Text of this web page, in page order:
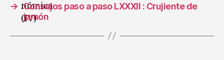
→ Consejos paso a paso LXXXII : Crujiente de
jamón